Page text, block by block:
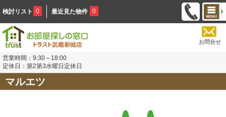
検討リスト 0 最近見た物件 0
お問合せ
営業時間：9:30～18:00
定休日：第2第3水曜日定休日
マルエツ